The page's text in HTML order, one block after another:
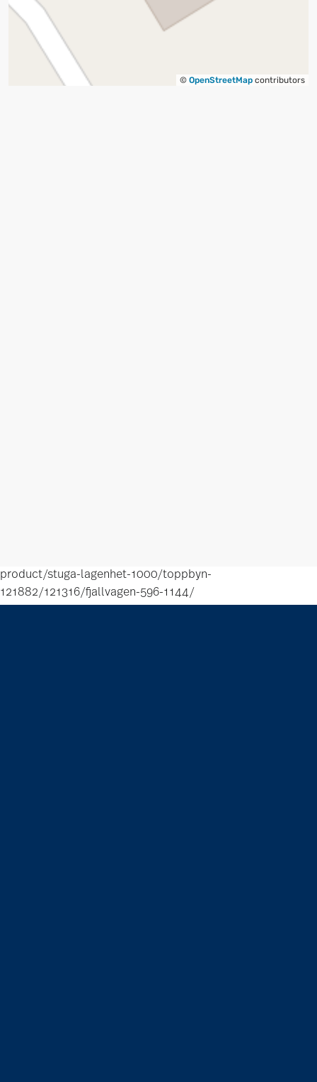
© OpenStreetMap contributors
product/stuga-lagenhet-1000/toppbyn-
121882/121316/fjallvagen-596-1144/